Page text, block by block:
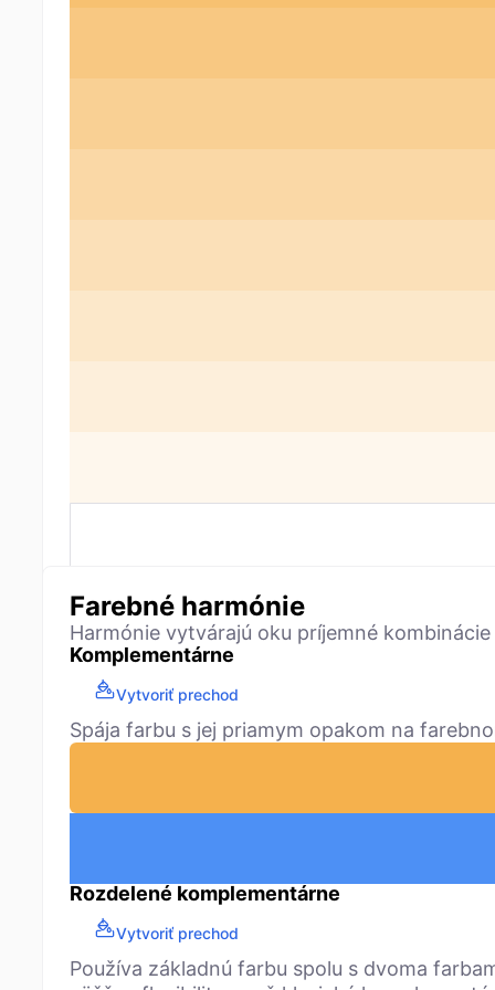
Farebné harmónie
Harmónie vytvárajú oku príjemné
Komplementárne
Vytvoriť prechod
Spája farbu s jej priamym opakom na
Rozdelené komplementárne
Vytvoriť prechod
Používa základnú farbu spolu s dvoma